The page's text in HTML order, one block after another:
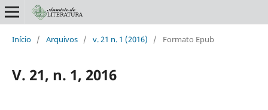
Início / Arquivos / v. 21 n. 1 (2016) / Formato Epub
V. 21, n. 1, 2016